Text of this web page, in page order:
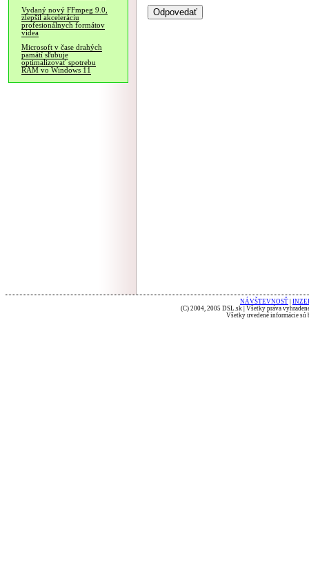
Vydaný nový FFmpeg 9.0,
zlepšil akceleráciu
profesionálnych formátov
videa
Microsoft v čase drahých
pamätí sľubuje
optimalizovať spotrebu
RAM vo Windows 11
NÁVŠTEVNOSŤ
(C) 2004, 2005 DSL.sk | Všetky práva
Všetky uvedené informácie sú